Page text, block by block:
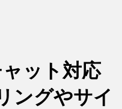
ット対応
グやサイ